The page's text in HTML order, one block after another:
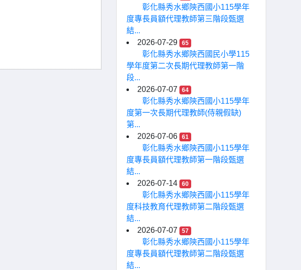
彰化縣秀水鄉陝西國小115學年
度專長員額代理教師第三階段甄選
結...
2026-07-29
65
彰化縣秀水鄉陝西國民小學115
學年度第二次長期代理教師第一階
段...
2026-07-07
64
彰化縣秀水鄉陝西國小115學年
度第一次長期代理教師(侍親假缺)
第...
2026-07-06
61
彰化縣秀水鄉陝西國小115學年
度專長員額代理教師第一階段甄選
結...
2026-07-14
60
彰化縣秀水鄉陝西國小115學年
度科技教育代理教師第二階段甄選
結...
2026-07-07
57
彰化縣秀水鄉陝西國小115學年
度專長員額代理教師第二階段甄選
結...